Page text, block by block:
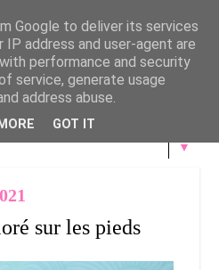
▼
sur les pieds
Google to deliver its services
IP address and user-agent are
performance and security
service, generate usage
address abuse.
GOT IT